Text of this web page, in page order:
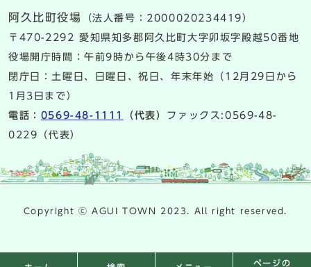
ページの
阿久比町役場
（法人番号：2000020234419）
〒470-2292 愛知県知多郡阿久比町大字卯坂字殿越50番地
役場開庁時間：午前9時から午後4時30分まで
閉庁日：土曜日、日曜日、祝日、年末年始（12月29日から
1月3日まで）
電話： 0569-48-1111 （代表） ファックス:0569-48-
0229（代表）
Copyright ⓒ AGUI TOWN 2023. All right reserved.